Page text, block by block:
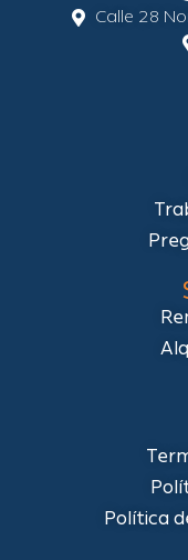
Calle 28
Política